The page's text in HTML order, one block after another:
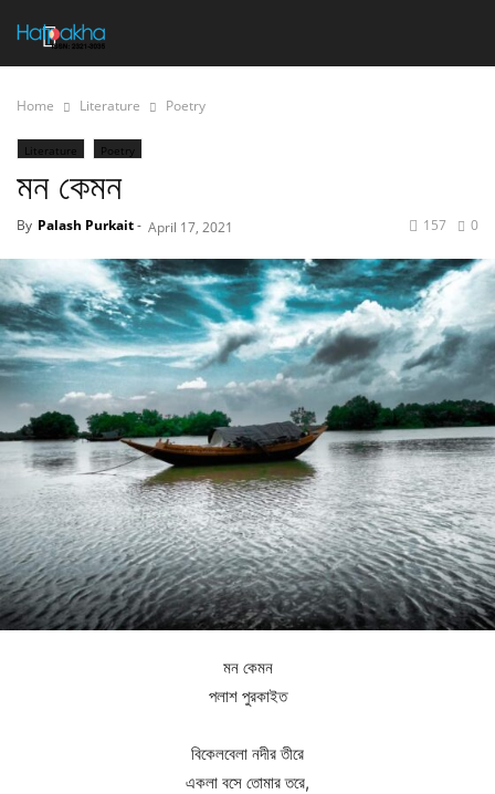
Home Literature Poetry
Literature Poetry
মন কেমন
By Palash Purkait- April 17, 2021 0
157
মন কেমন
পলাশ পুরকাইত
বিকেলবেলা নদীর তীরে
একলা বসে তোমার তরে,